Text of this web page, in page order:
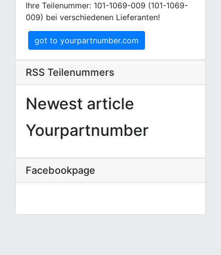
Ihre Teilenummer: 101-1069-009 (101-1069-
009) bei verschiedenen Lieferanten!
got to yourpartnumber.com
RSS Teilenummers
Newest article
Yourpartnumber
Facebookpage